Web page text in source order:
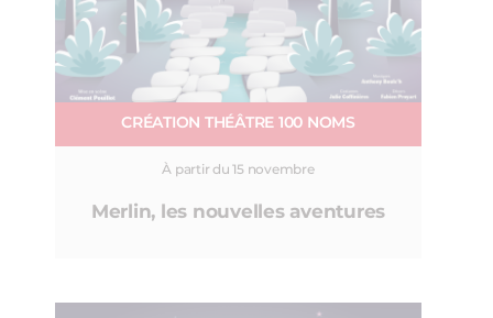
CRÉATION THÉÂTRE 100 NOMS
À partir du 15 novembre
Merlin, les nouvelles aventures